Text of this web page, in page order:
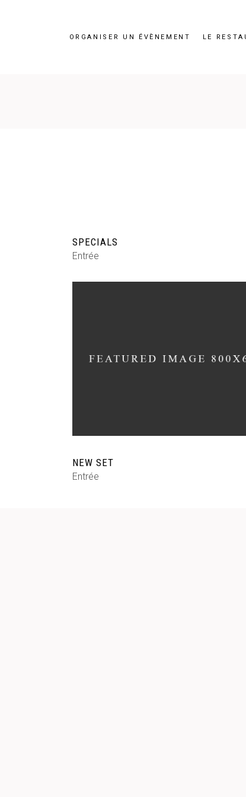
ORGANISER UN ÉVÈNEMENT LE
SPECIALS
Entrée
NEW SET
Entrée